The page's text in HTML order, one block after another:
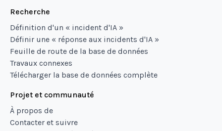
Recherche
Définition d'un « incident d'IA »
Définir une « réponse aux incidents d'IA »
Feuille de route de la base de données
Travaux connexes
Télécharger la base de données complète
Projet et communauté
À propos de
Contacter et suivre